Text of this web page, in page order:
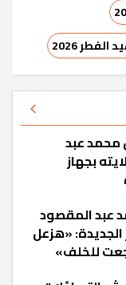
2026
عبد
بجهاز
عبد المقصود
«هزعل
للخلف»